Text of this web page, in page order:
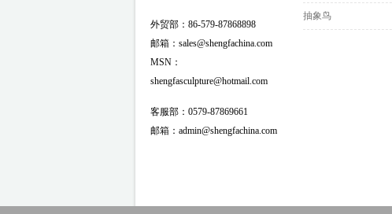
外贸部：86-579-87868898
邮箱：sales@shengfachina.com
MSN：
shengfasculpture@hotmail.com
客服部：0579-87869661
邮箱：admin@shengfachina.com
抽象鸟